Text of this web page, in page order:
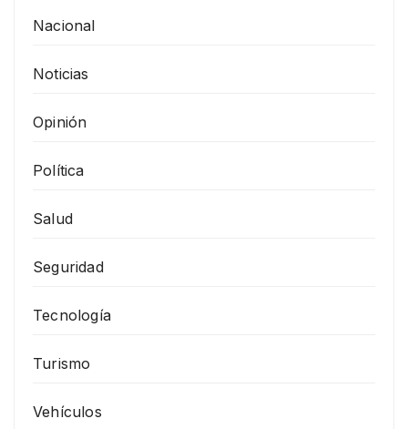
Nacional
Noticias
Opinión
Política
Salud
Seguridad
Tecnología
Turismo
Vehículos